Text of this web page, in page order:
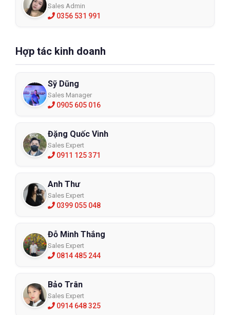
Sales Admin
0356 531 991
Hợp tác kinh doanh
Sỹ Dũng
Sales Manager
0905 605 016
Đặng Quốc Vinh
Sales Expert
0911 125 371
Anh Thư
Sales Expert
0399 055 048
Đỗ Minh Thắng
Sales Expert
0814 485 244
Bảo Trân
Sales Expert
0914 648 325